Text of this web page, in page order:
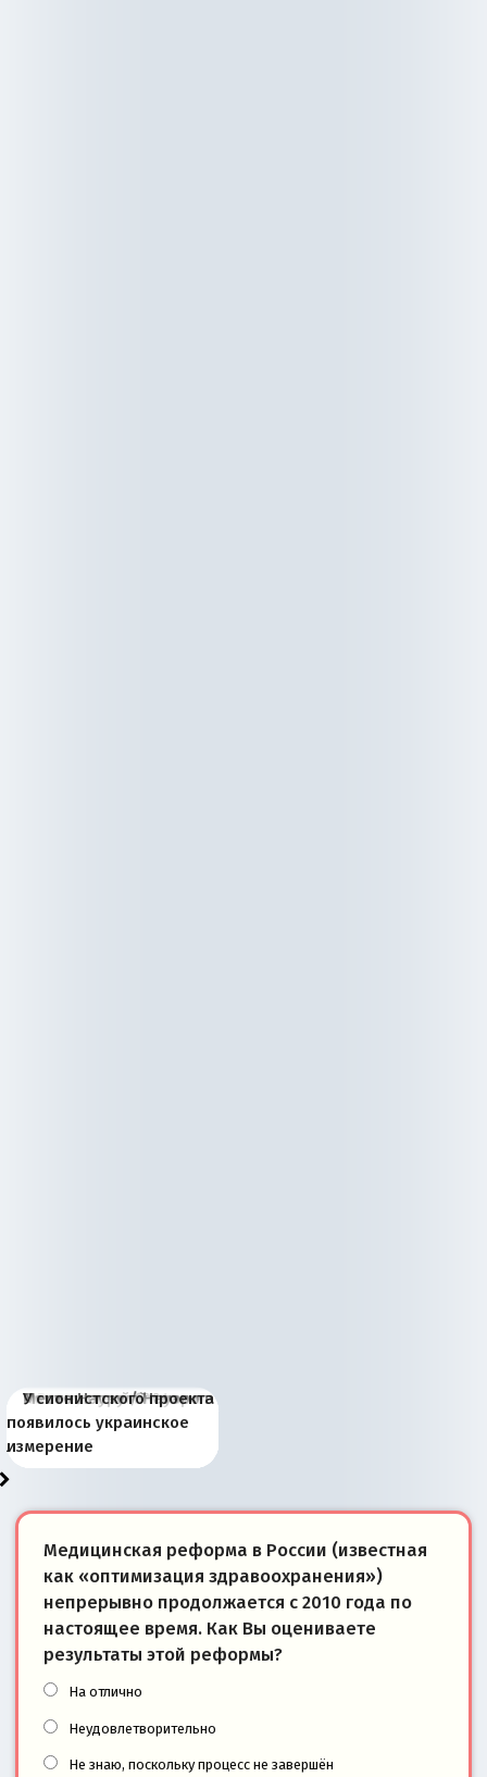
Киевская марионетка
Запада рассказала о
«переобувании» хозяев
В России назрели
перемены: 15 шагов к
суверенной экономике
Миграционный пожар
Европы
Россия начинает
сбрасывать балласт
Анкориджа
Россия зимой 1904
года: первые уступки во
внутренней политике
Русская нация вчера и
сегодня
Почему правый крах в
Варшаве не поможет её
отношениям с Россией?
Место Науру / Науэро в
современной истории
Южной Осетии
У сионистского проекта
появилось украинское
измерение
Медицинская реформа в России (известная
как «оптимизация здравоохранения»)
непрерывно продолжается с 2010 года по
настоящее время. Как Вы оцениваете
результаты этой реформы?
На отлично
Неудовлетворительно
Не знаю, поскольку процесс не завершён